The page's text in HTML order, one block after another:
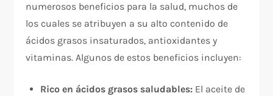
numerosos beneficios para la salud, muchos de
los cuales se atribuyen a su alto contenido de
ácidos grasos insaturados, antioxidantes y
vitaminas. Algunos de estos beneficios incluyen:
Rico en ácidos grasos saludables: El aceite de